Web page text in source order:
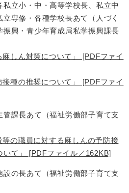
立小・中・高等学校長、私立中
専修・各種学校長あて（人づく
振興・青少年育成局私学振興課長
麻しん対策について」 [PDFファイ
接種の推奨について」 [PDFファイ
管課長あて（福祉労働部子育て支
等の職員に対する麻しんの予防接
いて」 [PDFファイル／162KB]
設の長あて（福祉労働部子育て支